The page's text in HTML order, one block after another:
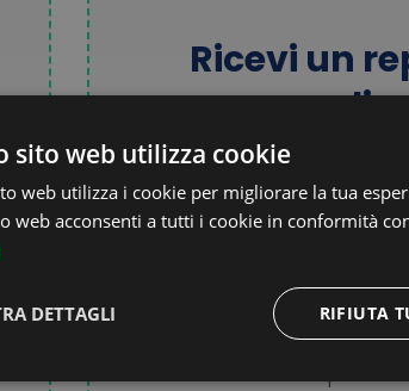
Ricevi un
personalizzato con
suggerimenti concreti
incluso il loro impatto
sito web utilizza cookie
web utilizza i cookie per migliorare la tua
web acconsenti a tutti i cookie in conformità
RIFIUTA
DETTAGLI